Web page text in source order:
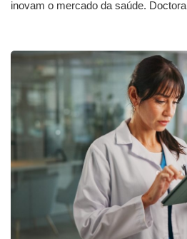
inovam o mercado da saúde.